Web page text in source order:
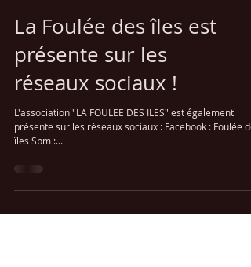
La Foulée des îles est
présente sur les
réseaux sociaux !
L'association "LA FOULEE DES ILES" est également
présente sur les réseaux sociaux : Facebook : Foulée des